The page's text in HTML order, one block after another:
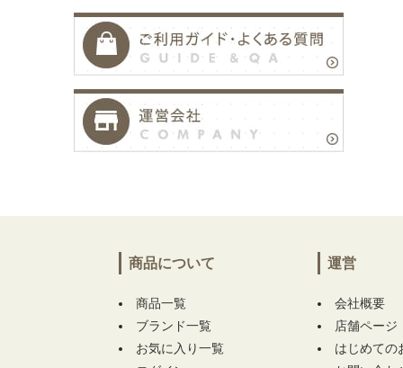
商品について
商品一覧
ブランド一覧
お気に入り一覧
運営
会社概要
店舗ページ
はじめての